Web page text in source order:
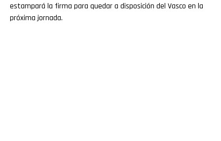
estampará la firma para quedar a disposición del Vasco en la
próxima jornada.